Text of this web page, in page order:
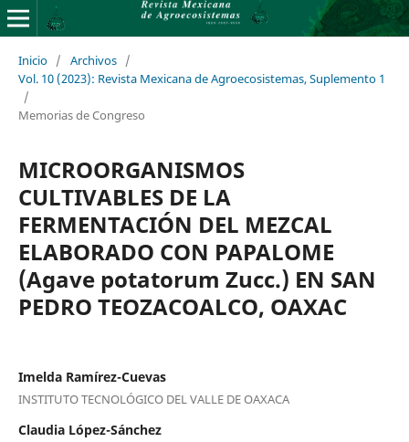
Inicio / Archivos /
Vol. 10 (2023): Revista Mexicana de Agroecosistemas, Suplemento 1
/
Memorias de Congreso
MICROORGANISMOS
CULTIVABLES DE LA
FERMENTACIÓN DEL MEZCAL
ELABORADO CON PAPALOME
(Agave potatorum Zucc.) EN SAN
PEDRO TEOZACOALCO, OAXAC
Imelda Ramírez-Cuevas
INSTITUTO TECNOLÓGICO DEL VALLE DE OAXACA
Claudia López-Sánchez